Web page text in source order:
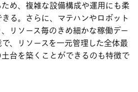
め、複雑な設備構成や運用にも柔
る。さらに、マテハンやロボット
リソース毎のきめ細かな稼働デー
、リソースを一元管理した全体最
台を築くことができるのも特徴で